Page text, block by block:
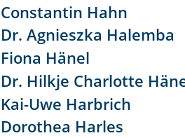
Constantin Hahn
Dr. Agnieszka Halemba
Fiona Hänel
Dr. Hilkje Charlotte
Kai-Uwe Harbrich
Dorothea Harles